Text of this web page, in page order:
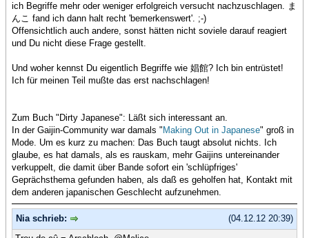
ich Begriffe mehr oder weniger erfolgreich versucht nachzuschlagen. ま
んこ fand ich dann halt recht 'bemerkenswert'. ;-)
Offensichtlich auch andere, sonst hätten nicht soviele darauf reagiert
und Du nicht diese Frage gestellt.
Und woher kennst Du eigentlich Begriffe wie 娼館? Ich bin entrüstet!
Ich für meinen Teil mußte das erst nachschlagen!
Zum Buch "Dirty Japanese": Läßt sich interessant an.
In der Gaijin-Community war damals " Making Out in Japanese" groß in
Mode. Um es kurz zu machen: Das Buch taugt absolut nichts. Ich
glaube, es hat damals, als es rauskam, mehr Gaijins untereinander
verkuppelt, die damit über Bande sofort ein 'schlüpfriges'
Geprächsthema gefunden haben, als daß es geholfen hat, Kontakt mit
dem anderen japanischen Geschlecht aufzunehmen.
(04.12.12 20:39)
Nia schrieb: